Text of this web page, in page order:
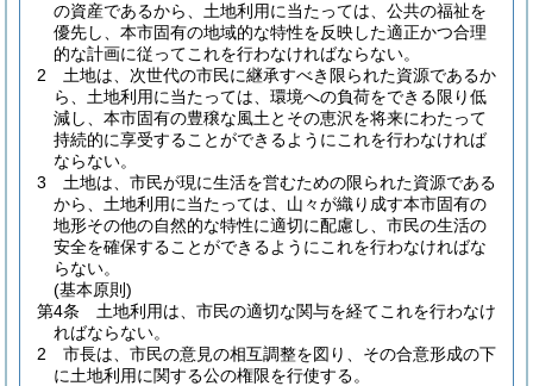
の資産であるから、土地利用に当たっては、公共の福祉を
優先し、本市固有の地域的な特性を反映した適正かつ合理
的な計画に従ってこれを行わなければならない。
2
土地は、次世代の市民に継承すべき限られた資源であるか
ら、土地利用に当たっては、環境への負荷をできる限り低
減し、本市固有の豊穣な風土とその恵沢を将来にわたって
持続的に享受することができるようにこれを行わなければ
ならない。
3
土地は、市民が現に生活を営むための限られた資源である
から、土地利用に当たっては、山々が織り成す本市固有の
地形その他の自然的な特性に適切に配慮し、市民の生活の
安全を確保することができるようにこれを行わなければな
らない。
(基本原則)
第4条
土地利用は、市民の適切な関与を経てこれを行わなけ
ればならない。
2
市長は、市民の意見の相互調整を図り、その合意形成の下
に土地利用に関する公の権限を行使する。